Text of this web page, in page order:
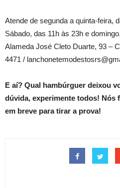
Atende de segunda a quinta-feira,
Sábado, das 11h às 23h e
Alameda José Cleto Duarte, 93 –
4471 /
E aí? Qual hambúrguer deixou
dúvida, experimente todos! Nós
em breve para tirar a prova!